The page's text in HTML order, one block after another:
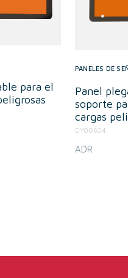
para el
PANELES DE
Panel
soporte
cargas
DY00604
ADR